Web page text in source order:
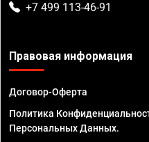
+7 499 113-46-91
Правовая информация
Договор-Оферта
Политика
Персональных Данных.